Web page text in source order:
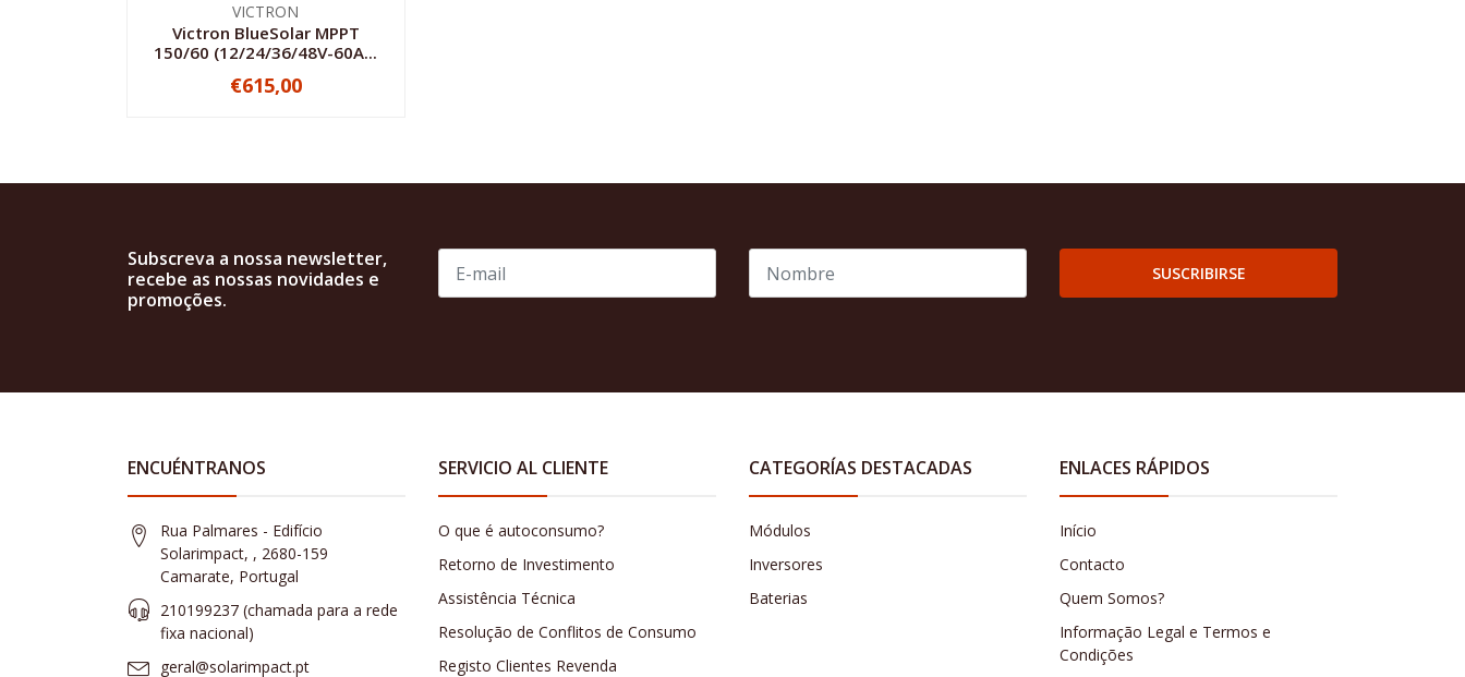
VICTRON
Victron BlueSolar MPPT
150/60 (12/24/36/48V-60A...
NO DISPONIBLE
€615,00
Subscreva a nossa newsletter,
recebe as nossas novidades e
promoções.
SUSCRIBIRSE
ENCUÉNTRANOS
Rua Palmares - Edifício
Solarimpact, , 2680-159
Camarate, Portugal
210199237 (​chamada para a rede
fixa nacional)
geral@solarimpact.pt
SERVICIO AL CLIENTE
O que é autoconsumo?
Retorno de Investimento
Assistência Técnica
Resolução de Conflitos de Consumo
Registo Clientes Revenda
CATEGORÍAS DESTACADAS
Módulos
Inversores
Baterias
ENLACES RÁPIDOS
Início
Contacto
Quem Somos?
Informação Legal e Termos e
Condições